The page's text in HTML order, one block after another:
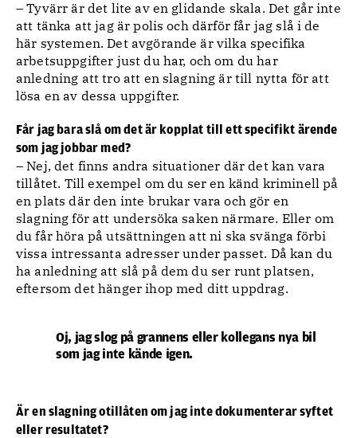
– Tyvärr är det lite av en glidande skala. Det går inte
att tänka att jag är polis och därför får jag slå i de
här systemen. Det avgörande är vilka specifika
arbetsuppgifter just du har, och om du har
anledning att tro att en slagning är till nytta för att
lösa en av dessa uppgifter.
Får jag bara slå om det är kopplat till ett specifikt ärende
som jag jobbar med?
– Nej, det finns andra situationer där det kan vara
tillåtet. Till exempel om du ser en känd kriminell på
en plats där den inte brukar vara och gör en
slagning för att undersöka saken närmare. Eller om
du får höra på utsättningen att ni ska svänga förbi
vissa intressanta adresser under passet. Då kan du
ha anledning att slå på dem du ser runt platsen,
eftersom det hänger ihop med ditt uppdrag.
Oj, jag slog på grannens eller kollegans nya bil
som jag inte kände igen.
Är en slagning otillåten om jag inte dokumenterar syftet
eller resultatet?